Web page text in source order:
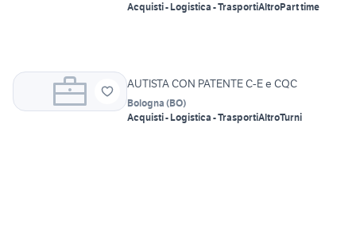
Acquisti - Logistica - TrasportiAltroPart time
AUTISTA CON PATENTE C-E e CQC
Bologna (BO)
Acquisti - Logistica - TrasportiAltroTurni